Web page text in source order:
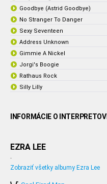
Goodbye (Astrid Goodbye)
No Stranger To Danger
Sexy Seventeen
Address Unknown
Gimmie A Nickel
Jorgi's Boogie
Rathaus Rock
Silly Lilly
INFORMÁCIE O INTERPRETOVI
EZRA LEE
-
Zobraziť všetky albumy Ezra Lee